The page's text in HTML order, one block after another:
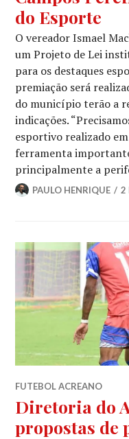
do Esporte
O vereador Ismael
um Projeto de Lei
para os destaques
premiação será
do município terão a
indicações.
esportivo realizado
ferramenta
principalmente a
PAULO HENRIQUE 2
FUTEBOL ACREANO
Diretoria do
propostas de